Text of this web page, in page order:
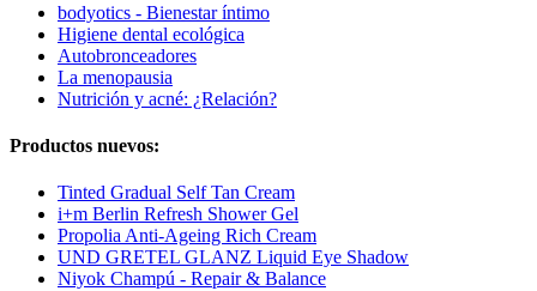
bodyotics - Bienestar íntimo
Higiene dental ecológica
Autobronceadores
La menopausia
Nutrición y acné: ¿Relación?
Productos nuevos:
Tinted Gradual Self Tan Cream
i+m Berlin Refresh Shower Gel
Propolia Anti-Ageing Rich Cream
UND GRETEL GLANZ Liquid Eye Shadow
Niyok Champú - Repair & Balance